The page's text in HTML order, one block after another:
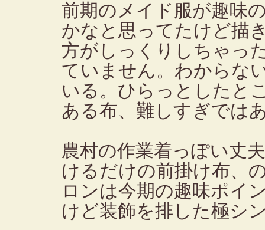
前期のメイド服が趣味
かなと思ってたけど描
方がしっくりしちゃっ
ていません。わからな
いる。ひらっとしたと
ある布、難しすぎでは
農村の作業着っぽい丈
けるだけの前掛け布、
ロンは今期の趣味ポイ
けど装飾を排した極シ